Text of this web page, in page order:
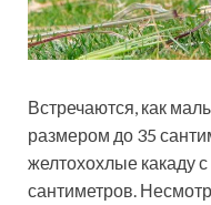
Встречаются, как
размером до 35
желтохохлые какаду
сантиметров.